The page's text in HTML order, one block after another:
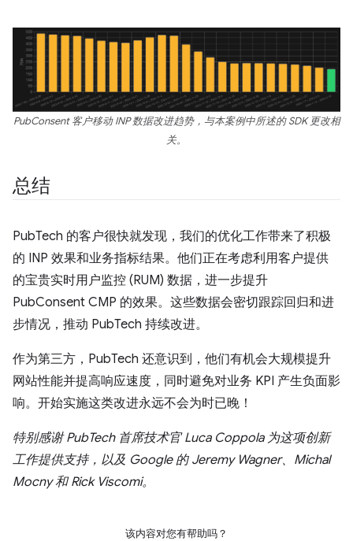
PubConsent 客户移动 INP 数据改进趋势，与本案例中所述的 SDK 更改相
关。
总结
PubTech 的客户很快就发现，我们的优化工作带来了积极
的 INP 效果和业务指标结果。他们正在考虑利用客户提供
的宝贵实时用户监控 (RUM) 数据，进一步提升
PubConsent CMP 的效果。这些数据会密切跟踪回归和进
步情况，推动 PubTech 持续改进。
作为第三方，PubTech 还意识到，他们有机会大规模提升
网站性能并提高响应速度，同时避免对业务 KPI 产生负面影
响。开始实施这类改进永远不会为时已晚！
特别感谢 PubTech 首席技术官 Luca Coppola 为这项创新
工作提供支持，以及 Google 的 Jeremy Wagner、Michal
Mocny 和 Rick Viscomi。
该内容对您有帮助吗？